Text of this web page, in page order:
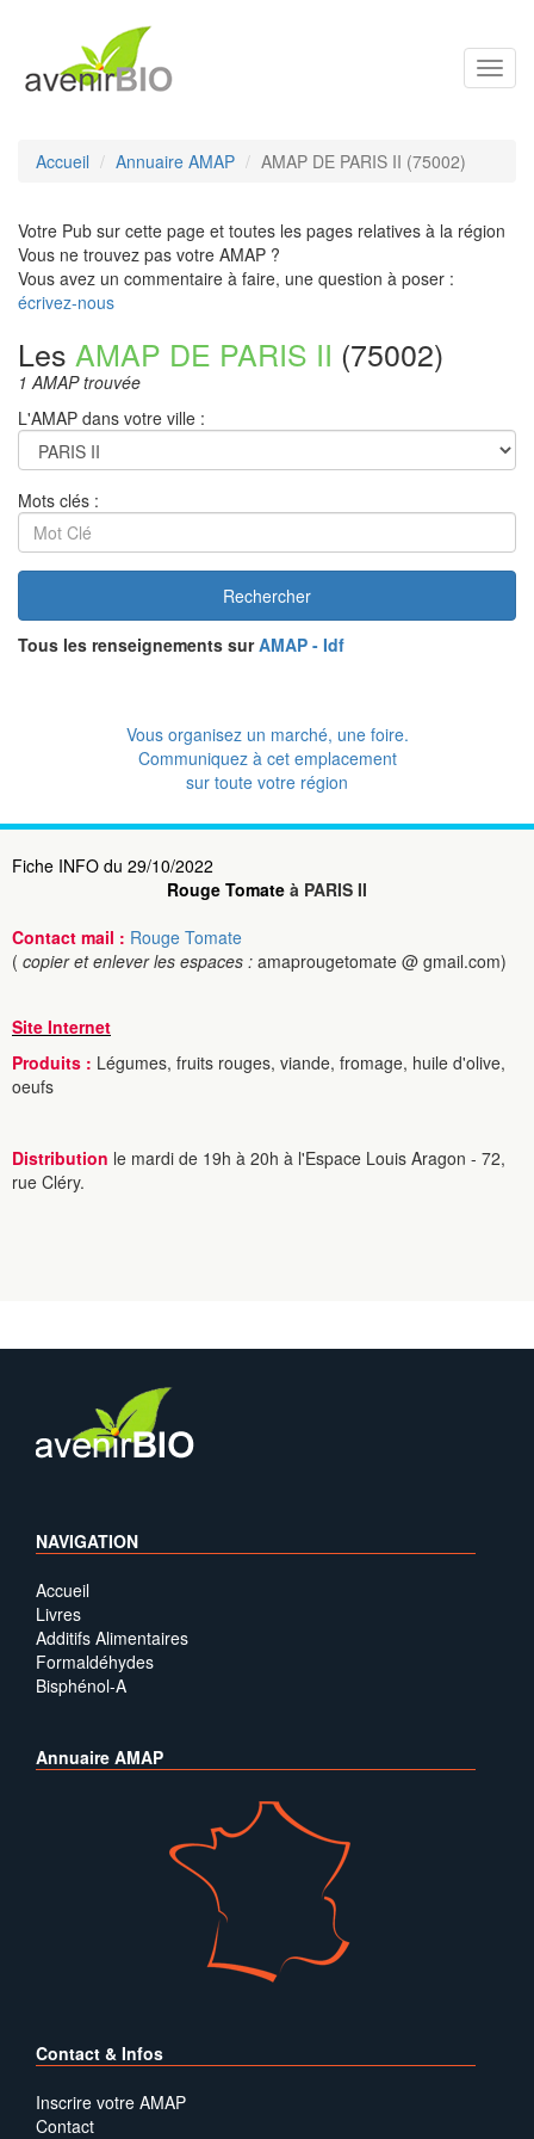
Accueil Annuaire AMAP AMAP DE PARIS II (75002)
Votre Pub sur cette page et toutes les pages relatives à la région
Vous ne trouvez pas votre AMAP ?
Vous avez un commentaire à faire, une question à poser :
écrivez-nous
Les AMAP DE PARIS II (75002)
1 AMAP trouvée
L'AMAP dans votre ville :
Mots clés :
Rechercher
Tous les renseignements surAMAP - Idf
Vous organisez un marché, une foire.
Communiquez à cet emplacement
sur toute votre région
Fiche INFO du 29/10/2022
Rouge Tomate à PARIS II
Contact mail : Rouge Tomate
( copier et enlever les espaces : amaprougetomate @ gmail.com)
Site Internet
Produits : Légumes, fruits rouges, viande, fromage, huile d'olive,
oeufs
Distribution le mardi de 19h à 20h à l'Espace Louis Aragon - 72,
rue Cléry.
NAVIGATION
Accueil
Livres
Additifs Alimentaires
Formaldéhydes
Bisphénol-A
Annuaire AMAP
Contact & Infos
Inscrire votre AMAP
Contact